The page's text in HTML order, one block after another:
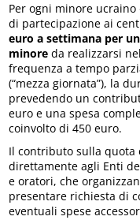
Per ogni minore
di partecipazione ai
euro a settimana per
minore da realizzarsi
frequenza a tempo
(“mezza giornata”), la
prevedendo un
euro e una spesa
coinvolto di 450 euro.
Il contributo sulla quota
direttamente agli Enti
e oratori, che
presentare richiesta di
eventuali spese